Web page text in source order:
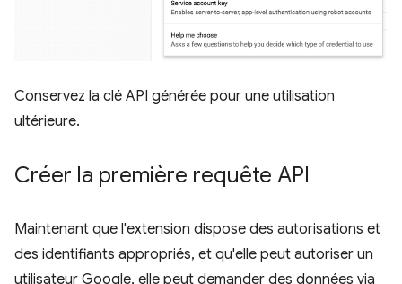
Conservez la clé API générée pour une utilisation
ultérieure.
Créer la première requête API
Maintenant que l'extension dispose des autorisations et
des identifiants appropriés, et qu'elle peut autoriser un
utilisateur Google, elle peut demander des données via